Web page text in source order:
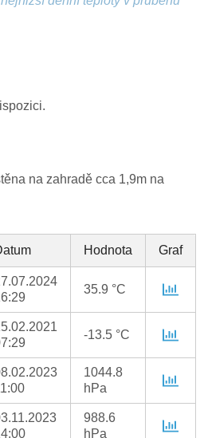
na zahradě cca 1,9m na
Hodnota Graf
35.9 °C
-13.5 °C
1044.8
hPa
988.6
hPa